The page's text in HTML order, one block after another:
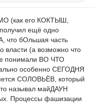
(как его КОКТЫШ,
ещё одно
что бОльшая часть
власти (а возможно что
понимали ВО ЧТО
особенно СЕГОДНЯ
СОЛОВЬЁВ, который
называл майДАУН
Процессы фашизации